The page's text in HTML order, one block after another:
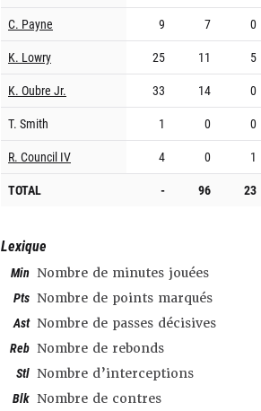
C. Payne
9 7 0
K. Lowry
25 11 5
K. Oubre Jr.
33 14 0
T. Smith
1 0 0
R. Council IV
4 0 1
TOTAL
- 96 23
Lexique
Min Nombre de minutes jouées
Pts Nombre de points marqués
Ast Nombre de passes décisives
Reb Nombre de rebonds
Stl Nombre d’interceptions
Blk Nombre de contres